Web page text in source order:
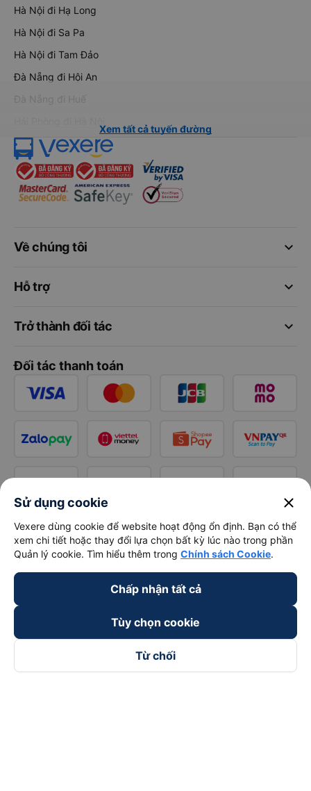
Hà Nội đi Hạ Long
Hà Nội đi Sa Pa
Hà Nội đi Tam Đảo
Đà Nẵng đi Hội An
Đà Nẵng đi Huế
Xem tất cả tuyến đường
keyboard_arrow_down
Về chúng tôi
keyboard_arrow_down
Hỗ trợ
keyboard_arrow_down
Trở thành đối tác
Đối tác thanh toán
Sử dụng cookie close
Vexere dùng cookie để website hoạt động ổn định. Bạn có thể
xem chi tiết hoặc thay đổi lựa chọn bất kỳ lúc nào trong phần
Quản lý cookie. Tìm hiểu thêm trong Chính sách Cookie.
Chấp nhận tất cả
Tùy chọn cookie
Từ chối